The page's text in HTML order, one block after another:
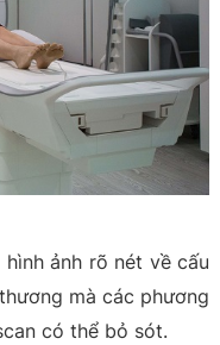
hình ảnh rõ nét về cấu
mà các phương
có thể bỏ sót.